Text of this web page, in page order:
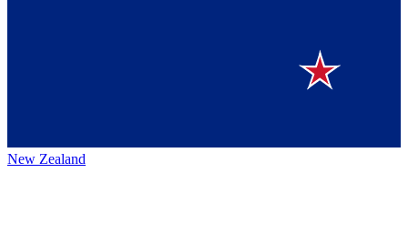
New Zealand